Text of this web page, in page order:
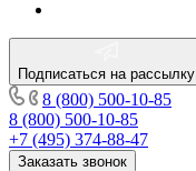
Подписаться на рассылку
8 (800) 500-10-85
8 (800) 500-10-85
+7 (495) 374-88-47
Заказать звонок